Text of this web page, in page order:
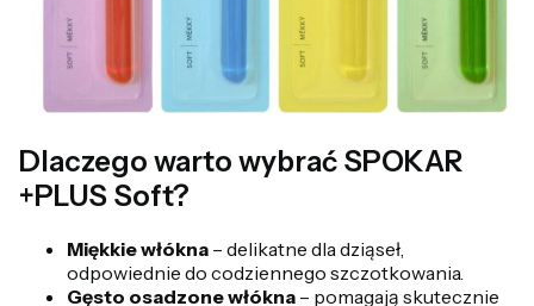
Dlaczego warto wybrać SPOKAR
+PLUS Soft?
Miękkie włókna – delikatne dla dziąseł,
odpowiednie do codziennego szczotkowania.
Gęsto osadzone włókna – pomagają skutecznie